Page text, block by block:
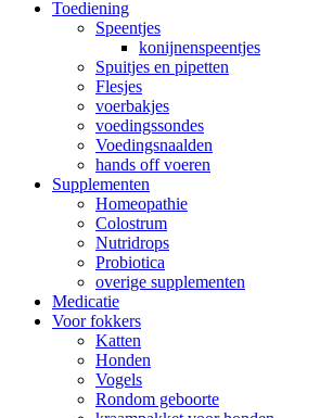
Toediening
Speentjes
konijnenspeentjes
Spuitjes en pipetten
Flesjes
voerbakjes
voedingssondes
Voedingsnaalden
hands off voeren
Supplementen
Homeopathie
Colostrum
Nutridrops
Probiotica
overige supplementen
Medicatie
Voor fokkers
Katten
Honden
Vogels
Rondom geboorte